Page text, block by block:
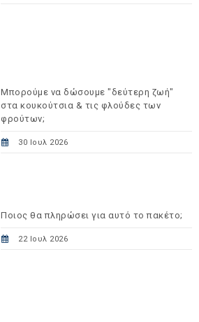
Μπορούμε να δώσουμε "δεύτερη ζωή"
στα κουκούτσια & τις φλούδες των
φρούτων;
30 Ιουλ 2026
Ποιος θα πληρώσει για αυτό το πακέτο;
22 Ιουλ 2026